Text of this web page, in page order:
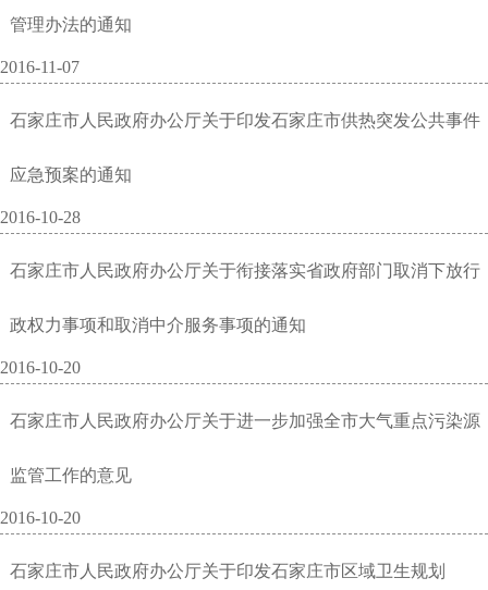
管理办法的通知
2016-11-07
石家庄市人民政府办公厅关于印发石家庄市供热突发公共事件
应急预案的通知
2016-10-28
石家庄市人民政府办公厅关于衔接落实省政府部门取消下放行
政权力事项和取消中介服务事项的通知
2016-10-20
石家庄市人民政府办公厅关于进一步加强全市大气重点污染源
监管工作的意见
2016-10-20
石家庄市人民政府办公厅关于印发石家庄市区域卫生规划